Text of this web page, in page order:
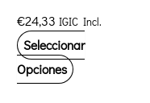
producto
€24,33 IGIC Incl.
Seleccionar
Opciones Este